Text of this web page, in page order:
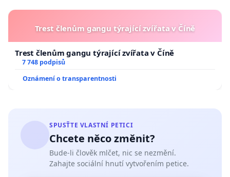
Trest členům gangu týrající zvířata v Číně
Trest členům gangu týrající zvířata v Číně
7 748 podpisů
Oznámení o transparentnosti
SPUSŤTE VLASTNÍ PETICI
Chcete něco změnit?
Bude-li člověk mlčet, nic se nezmění.
Zahajte sociální hnutí vytvořením petice.